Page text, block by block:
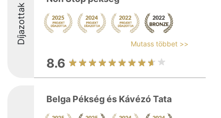
Díjazottak Mutass többet >>
8.6
Belga Pékség és Kávézó Tata